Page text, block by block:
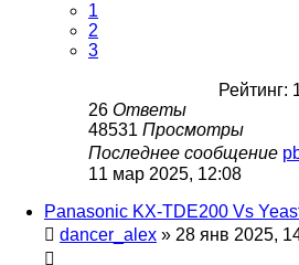
1
2
3
Рейтинг:
26 Ответы
48531 Просмотры
Последнее сообщение
11 мар 2025, 12:08
Panasonic KX-TDE200 Vs
dancer_alex » 28 янв 2025,